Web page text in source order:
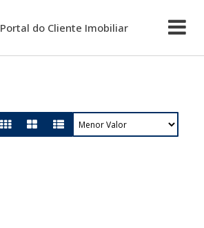
Portal do Cliente Imobiliar